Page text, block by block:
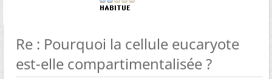
Re : Pourquoi la cellule eucaryote
est-elle compartimentalisée ?